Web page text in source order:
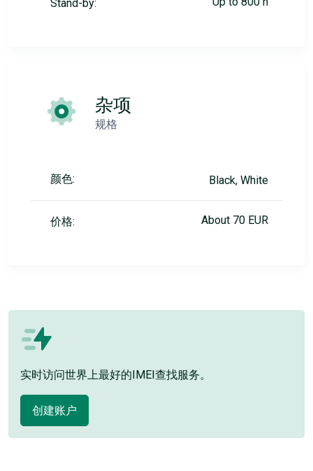
Stand-by:
杂项
规格
颜色: Black, White
价格: About 70 EUR
实时访问世界上最好的IMEI查找服务。
创建账户